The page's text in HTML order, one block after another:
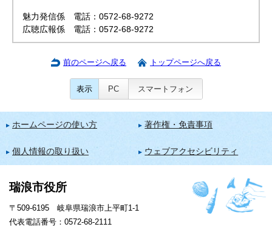
魅力発信係 電話：0572-68-9272
広聴広報係 電話：0572-68-9272
前のページへ戻る トップページへ戻る
表示 PC スマートフォン
ホームページの使い方 著作権・免責事項
個人情報の取り扱い ウェブアクセシビリティ
瑞浪市役所
〒509-6195 岐阜県瑞浪市上平町1-1
代表電話番号：0572-68-2111